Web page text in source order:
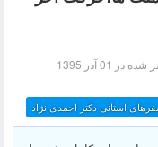
در 01 آذر 1395
استانی دکتر احمدی نژاد